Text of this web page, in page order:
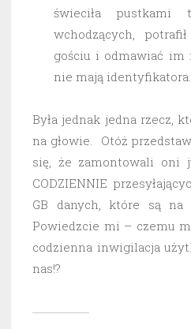
świeciła
wchodzących,
gościu i odmawiać im
nie mają identyfikatora.
Była jednak jedna rzecz,
na głowie. Otóż
się, że zamontowali oni
CODZIENNIE
GB danych, które są na
Powiedzcie mi – czemu
codzienna inwigilacja
nas!?